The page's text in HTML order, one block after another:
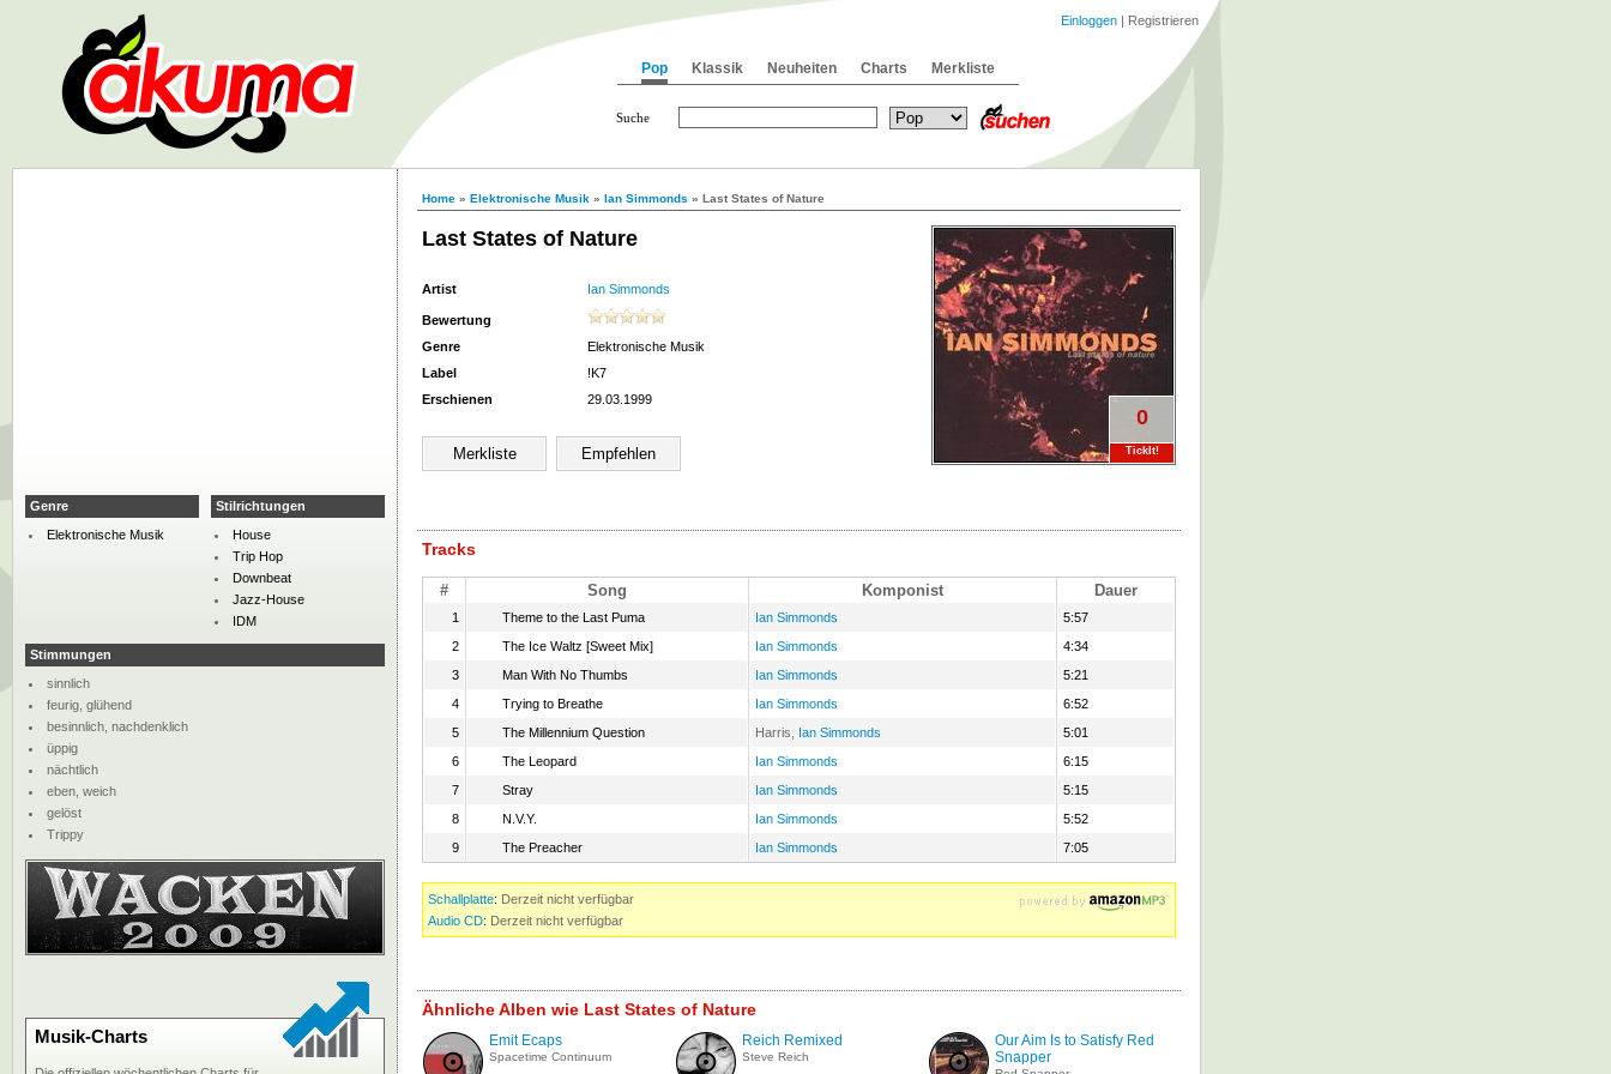
Home » Elektronische Musik » Ian Simmonds » Last States of Nature
Last States of Nature
0
TickIt!
Artist Ian Simmonds
Bewertung
Genre
Elektronische Musik
Label
!K7
Erschienen
29.03.1999
Tracks
# Song Komponist Dauer
1 Theme to the Last Puma Ian Simmonds
5:57
2
The Ice Waltz [Sweet Mix] Ian Simmonds
4:34
3
Man With No Thumbs Ian Simmonds
5:21
4
Trying to Breathe Ian Simmonds
6:52
5
The Millennium Question Harris, Ian Simmonds
5:01
6
The Leopard Ian Simmonds
6:15
7
Stray Ian Simmonds
5:15
8
N.V.Y. Ian Simmonds
5:52
9
The Preacher Ian Simmonds 7:05
Schallplatte: Derzeit nicht verfügbar
Audio CD: Derzeit nicht verfügbar
Ähnliche Alben wie Last States of Nature
Emit Ecaps
Spacetime Continuum
Reich Remixed
Steve Reich
Our Aim Is to Satisfy Red
Snapper
Genre
Elektronische Musik
Stilrichtungen
House
Trip Hop
Downbeat
Jazz-House
IDM
Stimmungen
sinnlich
feurig, glühend
besinnlich, nachdenklich
üppig
nächtlich
eben, weich
gelöst
Trippy
Musik-Charts
Pop Klassik Neuheiten Charts Merkliste
Einloggen | Registrieren
Suche